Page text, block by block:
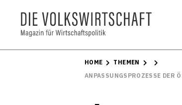
HOME
THEMEN
ANPASSUNGSPROZESSE DER